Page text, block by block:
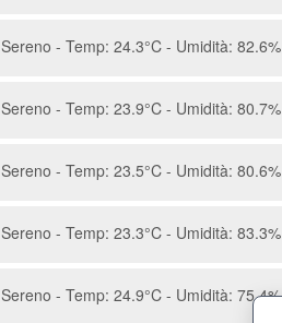
Sereno - Temp: 24.3°C - Umidità:
Sereno - Temp: 23.9°C - Umidità:
Sereno - Temp: 23.5°C - Umidità:
Sereno - Temp: 23.3°C - Umidità:
Sereno - Temp: 24.9°C - Umidità: